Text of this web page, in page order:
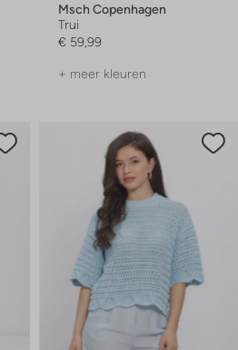
Msch Copenhagen
Trui
€ 59,99
+ meer kleuren